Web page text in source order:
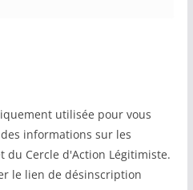
utilisée pour vous
informations sur les
du Cercle d'Action Légitimiste.
le lien de désinscription